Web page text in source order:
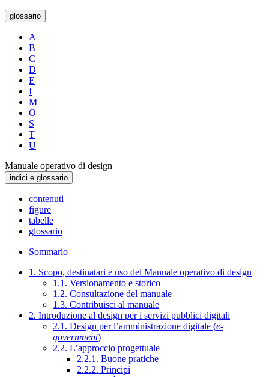
glossario
A
B
C
D
E
I
M
O
S
T
U
Manuale operativo di design
indici e glossario
contenuti
figure
tabelle
glossario
Sommario
1. Scopo, destinatari e uso del Manuale operativo di design
1.1. Versionamento e storico
1.2. Consultazione del manuale
1.3. Contribuisci al manuale
2. Introduzione al design per i servizi pubblici digitali
2.1. Design per l’amministrazione digitale (e-
government)
2.2. L’approccio progettuale
2.2.1. Buone pratiche
2.2.2. Principi